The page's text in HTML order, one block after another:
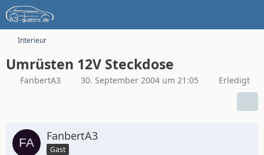
Interieur
Umrüsten 12V Steckdose
FanbertA3 30. September 2004 um 21:05 Erledigt
FanbertA3
Gast